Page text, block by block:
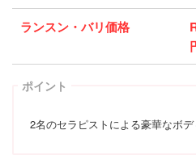
ランスン・バリ価格
ポイント
2名のセラピストによる豪華なボデ